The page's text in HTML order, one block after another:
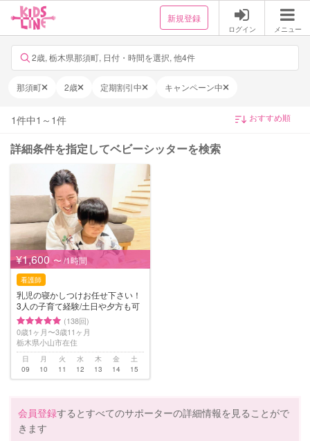
新規登録
ログイン メニュー
2歳, 栃木県那須町, 日付・時間を選択, 他4件
那須町 2歳 定期割引中 キャンペーン中
1件中1 ～ 1件
詳細条件を指定してベビーシッターを検索
¥1,600 〜 /1時間
看護師
乳児の寝かしつけお任せ下さい！
3人の子育て経験/土日や夕方も可
(138回)
0歳1ヶ月〜3歳11ヶ月
栃木県小山市在住
日
09
月
10
火
11
水
12
木
13
金
14
土
15
会員登録するとすべてのサポーターの詳細情報を見ることがで
きます